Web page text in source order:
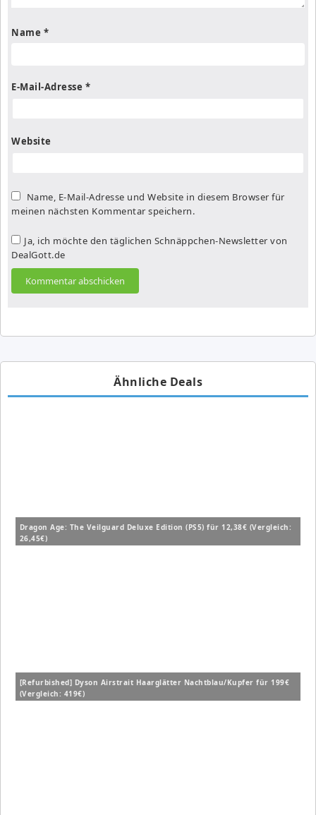
Name *
E-Mail-Adresse *
Website
Name, E-Mail-Adresse und Website in diesem Browser für
meinen nächsten Kommentar speichern.
Ja, ich möchte den täglichen Schnäppchen-Newsletter von
DealGott.de
Ähnliche Deals
Dragon Age: The Veilguard Deluxe Edition (PS5) für 12,38€ (Vergleich:
26,45€)
[Refurbished] Dyson Airstrait Haarglätter Nachtblau/Kupfer für 199€
(Vergleich: 419€)